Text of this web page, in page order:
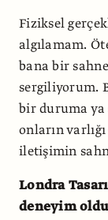
Fiziksel
algılamam.
bana bir
sergiliyorum.
bir duruma ya
onların
iletişimin
Londra
deneyim